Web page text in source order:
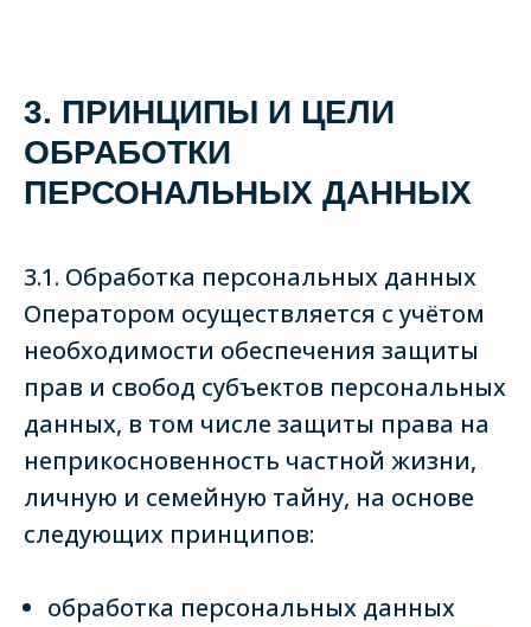
3. ПРИНЦИПЫ И ЦЕЛИ
ОБРАБОТКИ
ПЕРСОНАЛЬНЫХ ДАННЫХ
3.1. Обработка персональных данных
Оператором осуществляется с учётом
необходимости обеспечения защиты
прав и свобод субъектов персональных
данных, в том числе защиты права на
неприкосновенность частной жизни,
личную и семейную тайну, на основе
следующих принципов:
обработка персональных данных